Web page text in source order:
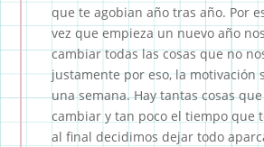
que te agobian año tras año. Por
vez que empieza un nuevo año
cambiar todas las cosas que no
justamente por eso, la motivación
una semana. Hay tantas cosas
cambiar y tan poco el tiempo que
al final decidimos dejar todo